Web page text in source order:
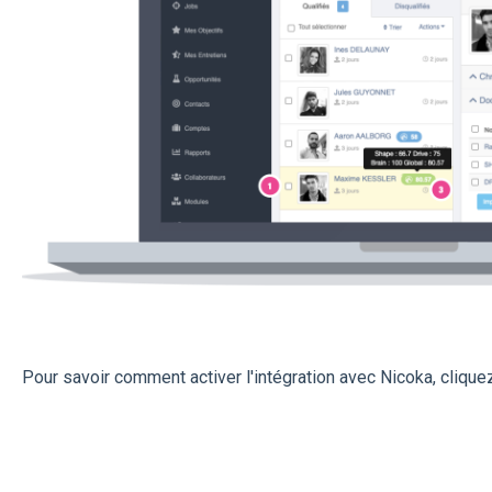
Pour savoir comment activer l'intégration avec Nicoka,